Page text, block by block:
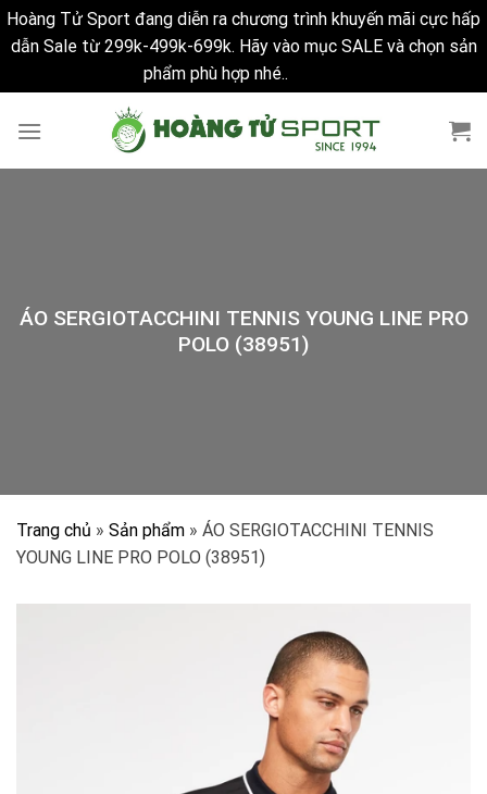
Hoàng Tử Sport đang diễn ra chương trình khuyến mãi cực hấp
dẫn Sale từ 299k-499k-699k. Hãy vào mục SALE và chọn sản
phẩm phù hợp nhé..
ÁO SERGIOTACCHINI TENNIS YOUNG LINE PRO
POLO (38951)
Trang chủ » Sản phẩm » ÁO SERGIOTACCHINI TENNIS
YOUNG LINE PRO POLO (38951)